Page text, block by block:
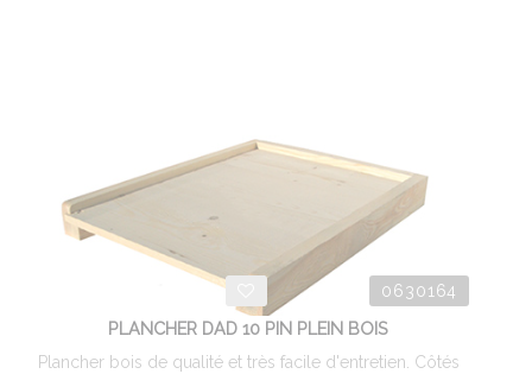
0630164
PLANCHER DAD 10 PIN PLEIN BOIS
Plancher bois de qualité et très facile d'entretien. Côtés